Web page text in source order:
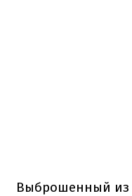
Выброшенный из